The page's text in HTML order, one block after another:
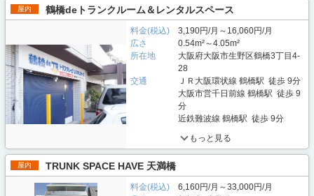
屋内 鶴橋deトランクルーム＆レンタルスペース
料金(税込)
3,190円/月～16,060円/月
広さ
0.54m²～4.05m²
所在地
大阪府大阪市生野区鶴橋3丁目4-
28
交通
ＪＲ大阪環状線 鶴橋駅 徒歩 9分
大阪市営千日前線 鶴橋駅 徒歩 9
分
近鉄難波線 鶴橋駅 徒歩 9分
もっと見る
屋内 TRUNK SPACE HAVE 天満橋
料金(税込)
6,160円/月～33,000円/月